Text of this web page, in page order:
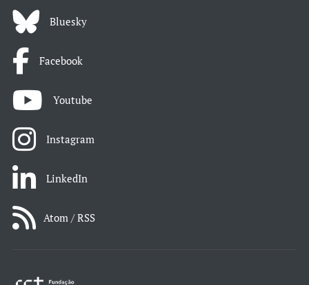
Bluesky
Facebook
Youtube
Instagram
LinkedIn
Atom / RSS